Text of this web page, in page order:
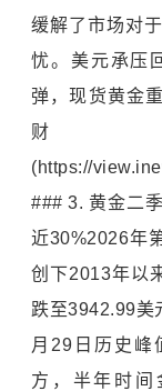
缓解了市场对
忧。美元承压
弹，现货黄金
财
(https://
### 3. 黄金二
近30%2026年
创下2013年以
跌至3942.99美
月29日历史峰
方，半年时间